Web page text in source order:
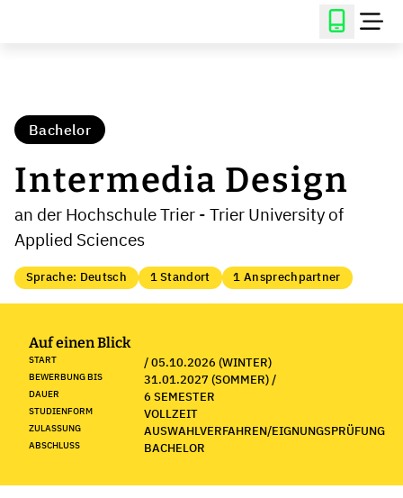
Bachelor
Intermedia Design
an der Hochschule Trier - Trier University of
Applied Sciences
Sprache: Deutsch 1 Standort 1 Ansprechpartner
Auf einen Blick
START / 05.10.2026 (WINTER)
BEWERBUNG BIS 31.01.2027 (SOMMER) /
DAUER 6 SEMESTER
STUDIENFORM VOLLZEIT
ZULASSUNG AUSWAHLVERFAHREN/EIGNUNGSPRÜFUNG
ABSCHLUSS BACHELOR